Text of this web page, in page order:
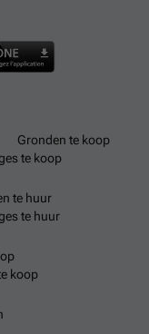
Gronden te koop
te koop
te huur
te huur
koop